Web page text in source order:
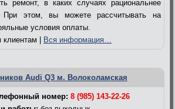
ремонт, в каких случаях рациональнее
При этом, вы можете рассчитывать на
условия оплаты.
клиентам | Вся информация…
Audi Q3 м. Волоколамская
номер: 8 (985) 143-22-26